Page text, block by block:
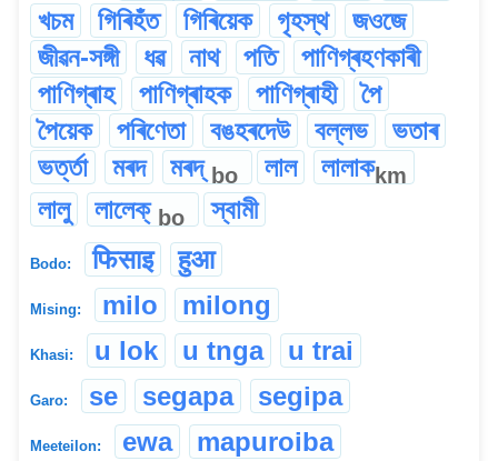
খচম
গিৰিহঁত গিৰিয়েক গৃহস্থ
জওজে
জীৱন-সঙ্গী
ধৱ নাথ পতি
পাণিগ্ৰহণকাৰী
পাণিগ্ৰাহ
পাণিগ্ৰাহক পাণিগ্ৰাহী
পৈ
পৈয়েক
পৰিণেতা বঙহৰদেউ বল্লভ
ভতাৰ
ভৰ্ত্তা
মৰদ মৰদ্ bo লাল লালাকkm
লালু লালেক্ bo স্বামী
Bodo: फिसाइ हुआ
Mising: milo milong
Khasi: u lok u tnga u trai
Garo: se segapa segipa
Meeteilon: ewa mapuroiba